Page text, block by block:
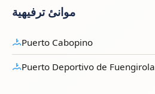
موانئ ترفيهية
Puerto Cabopino
Puerto Deportivo de Fuengirola